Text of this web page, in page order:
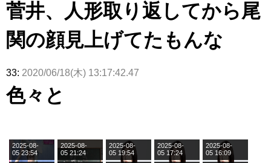
菅井、人形取り返してから尾
関の顔見上げてたもんな
33: 2020/06/18(木) 13:17:42.47
色々と
2025-08-
05 23:54
2025-08-
05 21:24
2025-08-
05 19:54
2025-08-
05 17:24
2025-08-
05 16:09